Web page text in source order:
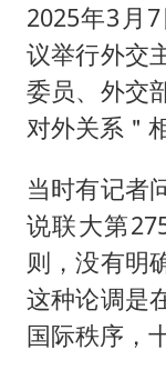
2025年3月
议举行外交
委员、外交
对外关系＂
当时有记者
说联大第
则，没有明
这种论调是
国际秩序，